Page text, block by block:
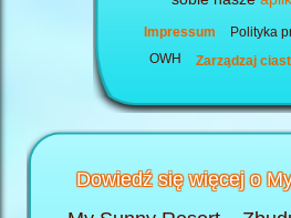
Impressum
Polityka
OWH
Zarządzaj
Dowiedź się więcej o